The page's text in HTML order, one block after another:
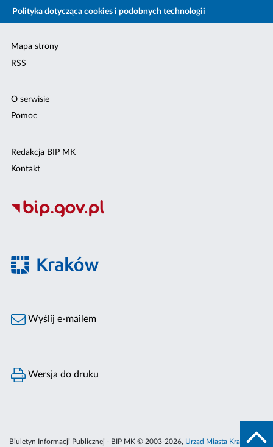
Polityka dotycząca cookies i podobnych technologii
Mapa strony
RSS
O serwisie
Pomoc
Redakcja BIP MK
Kontakt
Wyślij e-mailem
Wersja do druku
Biuletyn Informacji Publicznej - BIP MK © 2003-2026, Urząd Miasta Krakowa